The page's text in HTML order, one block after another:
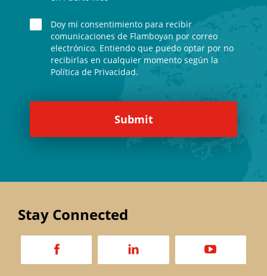
Doy mi consentimiento para recibir
comunicaciones de Flamboyan por correo
electrónico. Entiendo que puedo optar por no
recibirlas en cualquier momento según la
Política de Privacidad.
Stay Connected
a d v